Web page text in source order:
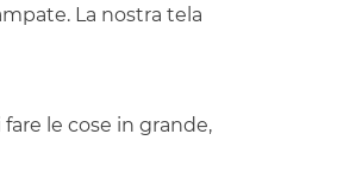
La nostra tela
fare le cose in grande,